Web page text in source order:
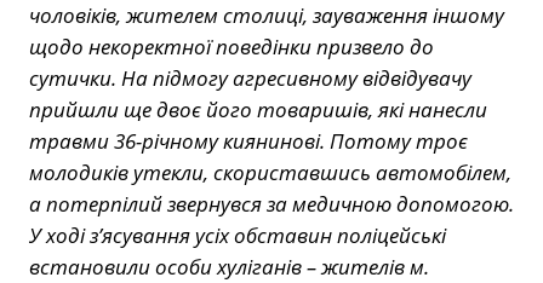
чоловіків, жителем столиці, зауваження іншому
щодо некоректної поведінки призвело до
сутички. На підмогу агресивному відвідувачу
прийшли ще двоє його товаришів, які нанесли
травми 36-річному киянинові. Потому троє
молодиків утекли, скориставшись автомобілем,
а потерпілий звернувся за медичною допомогою.
У ході з’ясування усіх обставин поліцейські
встановили особи хуліганів – жителів м.